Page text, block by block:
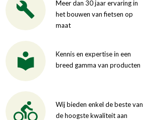
Meer dan 30 jaar ervaring in
het bouwen van fietsen op
maat
Kennis en expertise in een
breed gamma van producten
Wij bieden enkel de beste van
de hoogste kwaliteit aan